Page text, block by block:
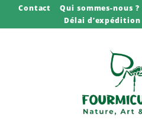
Contact Qui sommes-nous ?
Délai d’expédition